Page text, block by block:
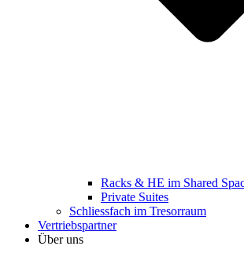
Racks & HE im Shared
Private Suites
Schliessfach im Tresorraum
Vertriebspartner
Über uns